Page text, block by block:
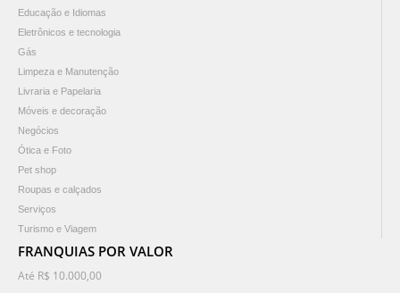
Educação e Idiomas
Eletrônicos e tecnologia
Gás
Limpeza e Manutenção
Livraria e Papelaria
Móveis e decoração
Negócios
Ótica e Foto
Pet shop
Roupas e calçados
Serviços
Turismo e Viagem
FRANQUIAS POR VALOR
Até R$ 10.000,00